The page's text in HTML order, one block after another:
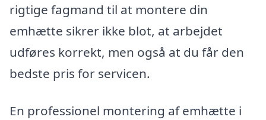
rigtige fagmand til at montere din
emhætte sikrer ikke blot, at arbejdet
udføres korrekt, men også at du får den
bedste pris for servicen.
En professionel montering af emhætte i